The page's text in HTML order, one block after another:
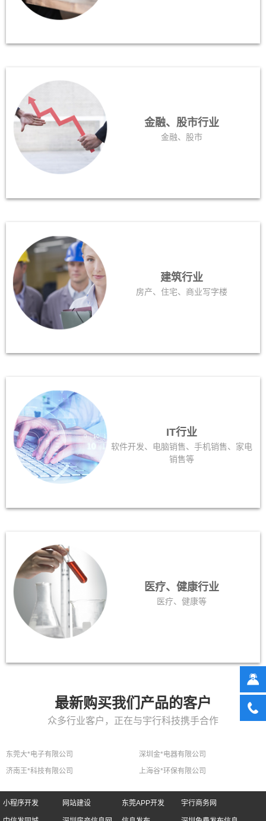
金融、股市行业
金融、股市
建筑行业
房产、住宅、商业写字楼
IT行业
软件开发、电脑销售、手机销售、家电
销售等
医疗、健康行业
医疗、健康等
最新购买我们产品的客户
众多行业客户，正在与宇行科技携手合作
东莞大*电子有限公司
深圳金*电器有限公司
济南王*科技有限公司
上海谷*环保有限公司
小程序开发 网站建设 东莞APP开发 宇行商务网